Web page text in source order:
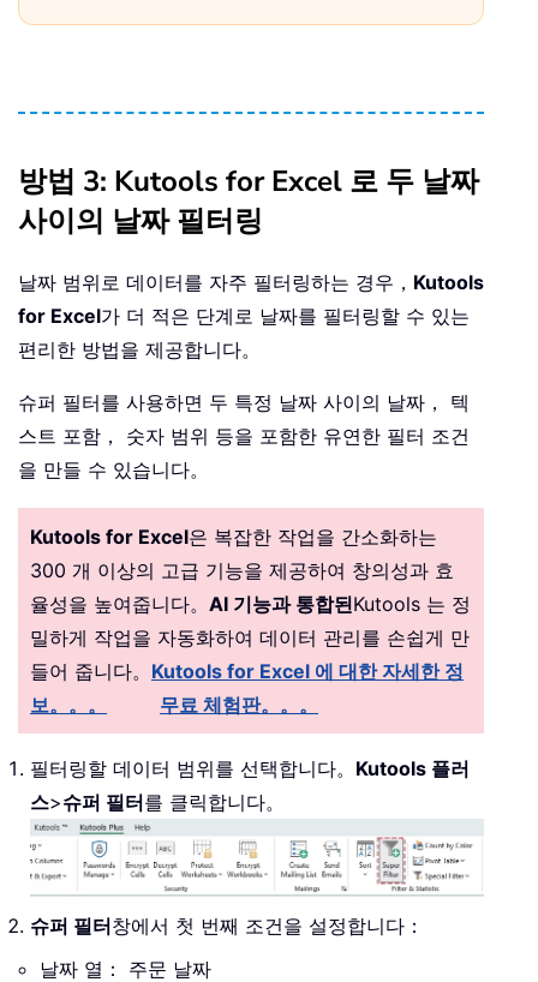
방법 3: Kutools for Excel 로 두 날짜
사이의 날짜 필터링
날짜 범위로 데이터를 자주 필터링하는 경우， Kutools
for Excel가 더 적은 단계로 날짜를 필터링할 수 있는
편리한 방법을 제공합니다。
슈퍼 필터를 사용하면 두 특정 날짜 사이의 날짜， 텍
스트 포함， 숫자 범위 등을 포함한 유연한 필터 조건
을 만들 수 있습니다。
Kutools for Excel은 복잡한 작업을 간소화하는
300 개 이상의 고급 기능을 제공하여 창의성과 효
율성을 높여줍니다。 AI 기능과 통합된Kutools 는 정
밀하게 작업을 자동화하여 데이터 관리를 손쉽게 만
들어 줍니다。 Kutools for Excel 에 대한 자세한 정
보。。。
무료 체험판。。。
필터링할 데이터 범위를 선택합니다。 Kutools 플러
스>슈퍼 필터를 클릭합니다。
슈퍼 필터창에서 첫 번째 조건을 설정합니다：
날짜 열： 주문 날짜